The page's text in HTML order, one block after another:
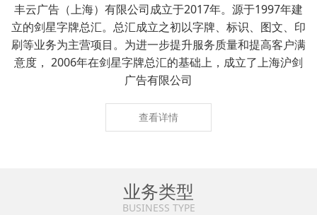
丰云广告（上海）有限公司成立于2017年。源于1997年建
立的剑星字牌总汇。总汇成立之初以字牌、标识、图文、印
刷等业务为主营项目。为进一步提升服务质量和提高客户满
意度， 2006年在剑星字牌总汇的基础上，成立了上海沪剑
广告有限公司
查看详情
业务类型
BUSINESS TYPE